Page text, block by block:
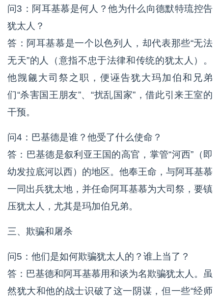
问3：阿耳基慕是何人？他为什么向德默特琉控告
犹太人？
答：阿耳基慕是一个以色列人，却代表那些“无法
无天”的人（意指不忠于法律和传统的犹太人）。
他觊觎大司祭之职，便诬告犹大玛加伯和兄弟
们“杀害国王朋友”、“扰乱国家”，借此引来王室的
干预。
问4：巴基德是谁？他受了什么使命？
答：巴基德是叙利亚王国的高官，掌管“河西”（即
幼发拉底河以西）的地区。他奉王命，与阿耳基慕
一同出兵犹太地，并任命阿耳基慕为大司祭，要镇
压犹太人，尤其是玛加伯兄弟。
三、欺骗和屠杀
问5：他们是如何欺骗犹太人的？谁上当了？
答：巴基德和阿耳基慕用和谈为名欺骗犹太人。虽
然犹大和他的战士识破了这一阴谋，但一些“经师